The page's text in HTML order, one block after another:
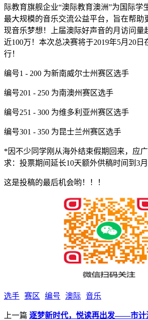
际教育旗舰企业“澳际教育澳洲”为国际学
最大规模的音乐交流公益平台，旨在帮助
现音乐梦想！上届澳际好声音的月访问量
近100万！本次总决赛将于2019年5月20
行！
编号1 - 200 为新南威尔士州赛区选手
编号201 - 250 为南澳州赛区选手
编号251 - 300 为维多利亚州赛区选手
编号301 - 350 为昆士兰州赛区选手
*因不少同学刚从海外结束假期回来，应
求：投票期间延长10天额外供稿时间到3
这是投稿的最后机会哟！！！‍‍
选手 赛区 编号 澳际 音乐
上一篇 逐梦新时代，悦读再出发——市计